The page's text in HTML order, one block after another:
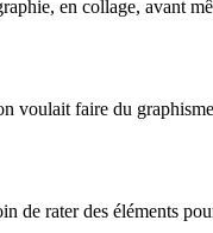
en collage, avant
voulait faire du
de rater des éléments